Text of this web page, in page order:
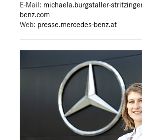
E-Mail: michaela.burgstaller-
benz.com
Web: presse.mercedes-benz.at